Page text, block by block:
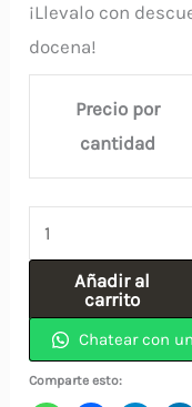
¡Llevalo con
docena!
Precio por
cantidad
Portacandado
4"
Negro
Con
Tornillo
INDUMA
Añadir al
carrito
Chatear con
Comparte esto: